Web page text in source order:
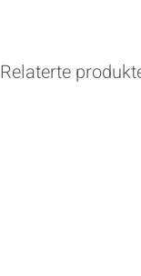
Relaterte